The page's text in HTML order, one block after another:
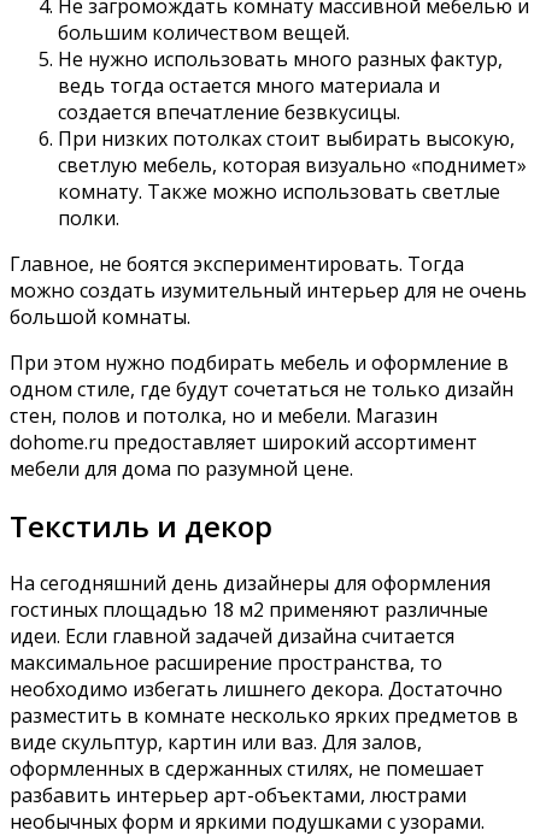
Не загромождать комнату массивной мебелью и
большим количеством вещей.
Не нужно использовать много разных фактур,
ведь тогда остается много материала и
создается впечатление безвкусицы.
При низких потолках стоит выбирать высокую,
светлую мебель, которая визуально «поднимет»
комнату. Также можно использовать светлые
полки.
Главное, не боятся экспериментировать. Тогда
можно создать изумительный интерьер для не очень
большой комнаты.
При этом нужно подбирать мебель и оформление в
одном стиле, где будут сочетаться не только дизайн
стен, полов и потолка, но и мебели. Магазин
dohome.ru предоставляет широкий ассортимент
мебели для дома по разумной цене.
Текстиль и декор
На сегодняшний день дизайнеры для оформления
гостиных площадью 18 м2 применяют различные
идеи. Если главной задачей дизайна считается
максимальное расширение пространства, то
необходимо избегать лишнего декора. Достаточно
разместить в комнате несколько ярких предметов в
виде скульптур, картин или ваз. Для залов,
оформленных в сдержанных стилях, не помешает
разбавить интерьер арт-объектами, люстрами
необычных форм и яркими подушками с узорами.